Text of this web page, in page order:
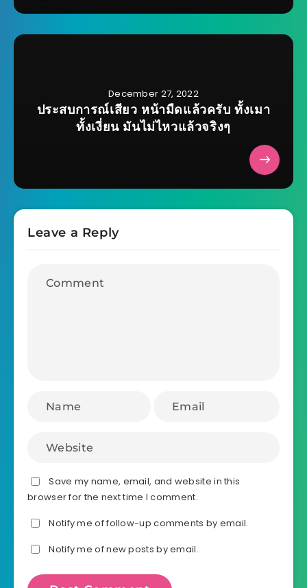
December 27, 2022
ประสบการณ์เสียว หน้ามืดแล้วครับ ทั้งเมา
ทั้งเงี่ยน มันไม่ไหวแล้วจริงๆ
Leave a Reply
Save my name, email, and website in this
browser for the next time I comment.
Notify me of follow-up comments by email.
Notify me of new posts by email.